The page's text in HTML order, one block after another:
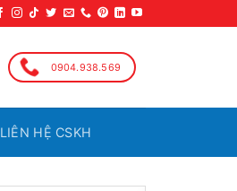
0904.938.569
LIÊN HỆ CSKH